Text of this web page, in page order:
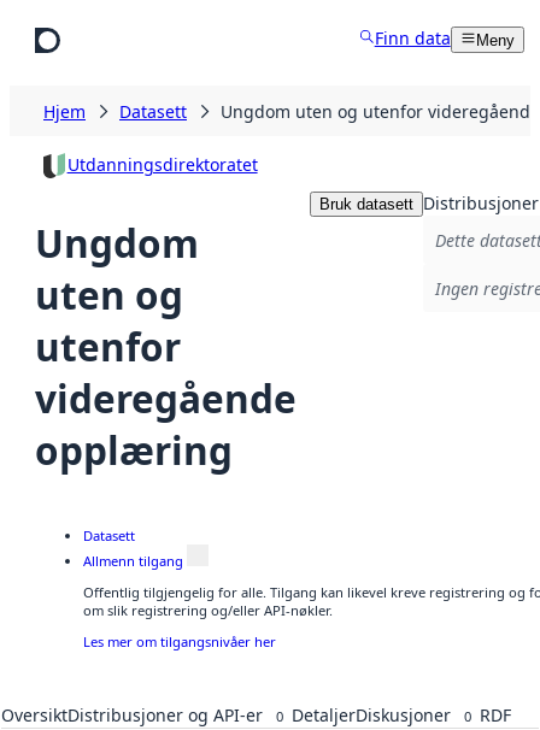
Finn data Meny
Hjem Datasett Ungdom uten og utenfor
Utdanningsdirektoratet
Ungdom
uten og
utenfor
videregående
opplæring
Bruk datasett Distribusjoner
Dette
Ingen
Datasett
Allmenn tilgang
Offentlig tilgjengelig for alle. Tilgang kan likevel kreve registrering og
om slik registrering og/eller API-nøkler.
Les mer om tilgangsnivåer her
OversiktDistribusjoner og API-er 0 DetaljerDiskusjoner 0 RDF